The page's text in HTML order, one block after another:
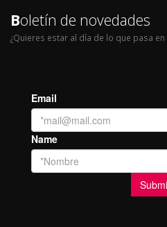
Boletín de novedades
¿Quieres estar al día de lo que pasa en